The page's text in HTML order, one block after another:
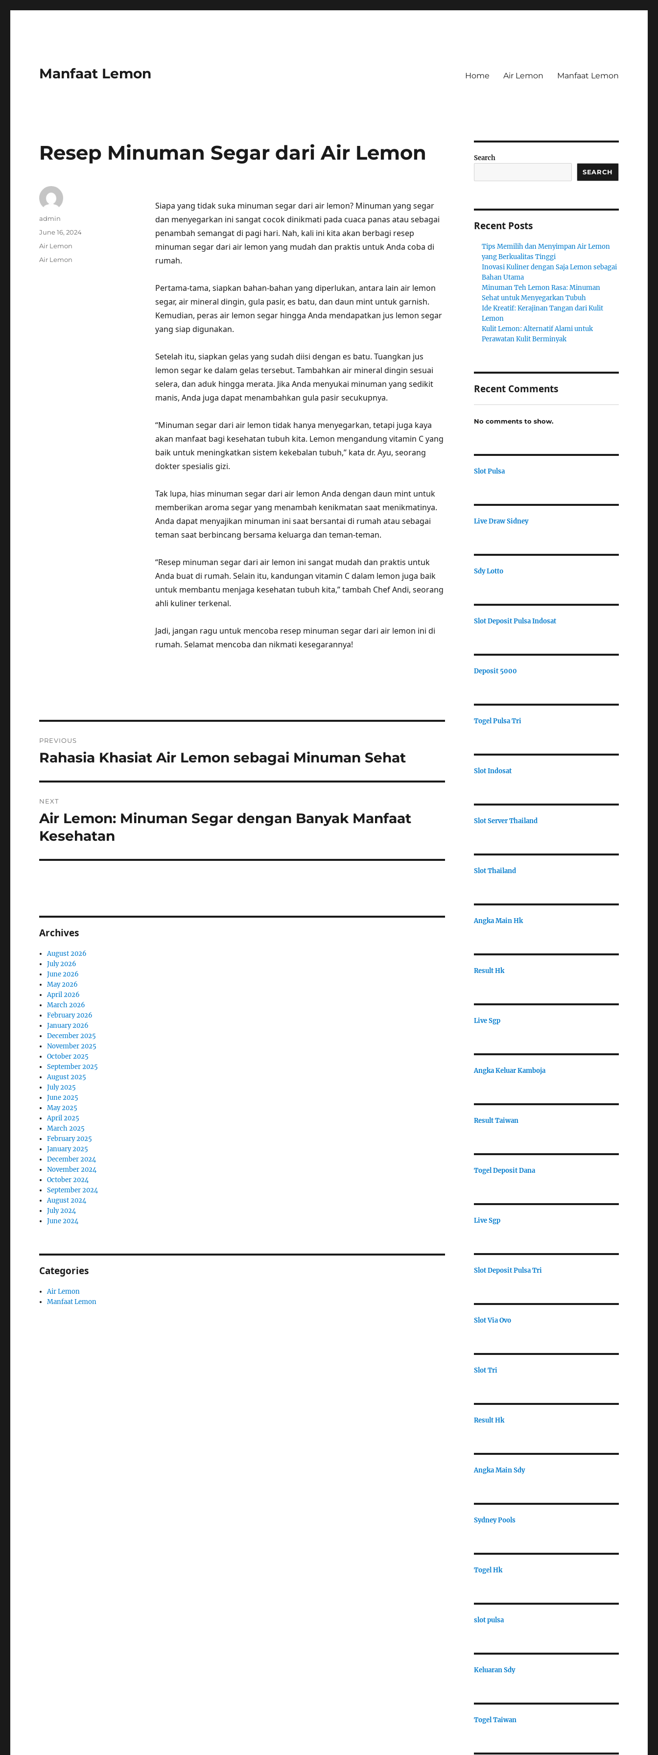
Manfaat Lemon Home Air Lemon Manfaat Lemon
Resep Minuman Segar dari Air Lemon
Siapa yang tidak suka minuman segar dari air lemon? Minuman yang segar
dan menyegarkan ini sangat cocok dinikmati pada cuaca panas atau sebagai
penambah semangat di pagi hari. Nah, kali ini kita akan berbagi resep
minuman segar dari air lemon yang mudah dan praktis untuk Anda coba di
rumah.
Pertama-tama, siapkan bahan-bahan yang diperlukan, antara lain air lemon
segar, air mineral dingin, gula pasir, es batu, dan daun mint untuk garnish.
Kemudian, peras air lemon segar hingga Anda mendapatkan jus lemon segar
yang siap digunakan.
Setelah itu, siapkan gelas yang sudah diisi dengan es batu. Tuangkan jus
lemon segar ke dalam gelas tersebut. Tambahkan air mineral dingin sesuai
selera, dan aduk hingga merata. Jika Anda menyukai minuman yang sedikit
manis, Anda juga dapat menambahkan gula pasir secukupnya.
“Minuman segar dari air lemon tidak hanya menyegarkan, tetapi juga kaya
akan manfaat bagi kesehatan tubuh kita. Lemon mengandung vitamin C yang
baik untuk meningkatkan sistem kekebalan tubuh,” kata dr. Ayu, seorang
dokter spesialis gizi.
Tak lupa, hias minuman segar dari air lemon Anda dengan daun mint untuk
memberikan aroma segar yang menambah kenikmatan saat menikmatinya.
Anda dapat menyajikan minuman ini saat bersantai di rumah atau sebagai
teman saat berbincang bersama keluarga dan teman-teman.
“Resep minuman segar dari air lemon ini sangat mudah dan praktis untuk
Anda buat di rumah. Selain itu, kandungan vitamin C dalam lemon juga baik
untuk membantu menjaga kesehatan tubuh kita,” tambah Chef Andi, seorang
ahli kuliner terkenal.
Jadi, jangan ragu untuk mencoba resep minuman segar dari air lemon ini di
rumah. Selamat mencoba dan nikmati kesegarannya!
Author
admin
Posted
on
June 16, 2024
Categories
Air Lemon
Tags
Air Lemon
navigation
PREVIOUS
Previous
Rahasia Khasiat Air Lemon sebagai Minuman Sehat
NEXT
Next
post:
Air Lemon: Minuman Segar dengan Banyak Manfaat
Kesehatan
Archives
August 2026
July 2026
June 2026
May 2026
April 2026
March 2026
February 2026
January 2026
December 2025
November 2025
October 2025
September 2025
August 2025
July 2025
June 2025
May 2025
April 2025
March 2025
February 2025
January 2025
December 2024
November 2024
October 2024
September 2024
August 2024
July 2024
June 2024
Categories
Air Lemon
Manfaat Lemon
Search
SEARCH
Recent Posts
Tips Memilih dan Menyimpan Air Lemon
yang Berkualitas Tinggi
Inovasi Kuliner dengan Saja Lemon sebagai
Bahan Utama
Minuman Teh Lemon Rasa: Minuman
Sehat untuk Menyegarkan Tubuh
Ide Kreatif: Kerajinan Tangan dari Kulit
Lemon
Kulit Lemon: Alternatif Alami untuk
Perawatan Kulit Berminyak
Recent Comments
No comments to show.
Slot Pulsa
Live Draw Sidney
Sdy Lotto
Slot Deposit Pulsa Indosat
Deposit 5000
Togel Pulsa Tri
Slot Indosat
Slot Server Thailand
Slot Thailand
Angka Main Hk
Result Hk
Live Sgp
Angka Keluar Kamboja
Result Taiwan
Togel Deposit Dana
Live Sgp
Slot Deposit Pulsa Tri
Slot Via Ovo
Slot Tri
Result Hk
Angka Main Sdy
Sydney Pools
Togel Hk
slot pulsa
Keluaran Sdy
Togel Taiwan